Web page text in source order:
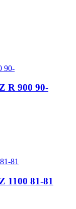
R 900 90-
1100 81-81